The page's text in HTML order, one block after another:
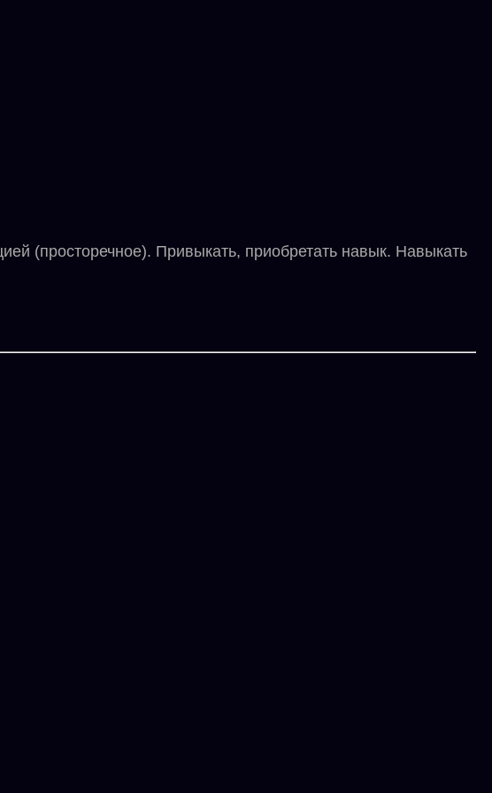
(просторечное). Привыкать, приобретать навык. Навыкать